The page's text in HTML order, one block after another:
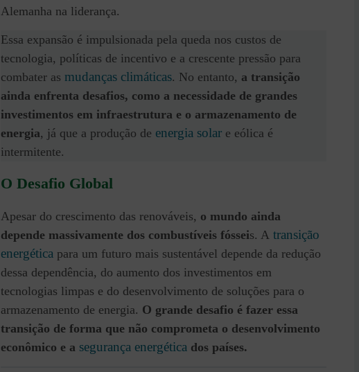
Alemanha na liderança.
Essa expansão é impulsionada pela queda nos custos de
tecnologia, políticas de incentivo e a crescente pressão para
combater as mudanças climáticas. No entanto, a transição
ainda enfrenta desafios, como a necessidade de grandes
investimentos em infraestrutura e o armazenamento de
energia, já que a produção de energia solar e eólica é
intermitente.
O Desafio Global
Apesar do crescimento das renováveis, o mundo ainda
depende massivamente dos combustíveis fósseis. A transição
energética para um futuro mais sustentável depende da redução
dessa dependência, do aumento dos investimentos em
tecnologias limpas e do desenvolvimento de soluções para o
armazenamento de energia. O grande desafio é fazer essa
transição de forma que não comprometa o desenvolvimento
econômico e a segurança energética dos países.